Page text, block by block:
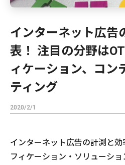
インターネット広告
表！ 注目の分野は
ィケーション、コン
ティング
2020/2/1
インターネット広告の計測と
フィケーション・ソリューシ